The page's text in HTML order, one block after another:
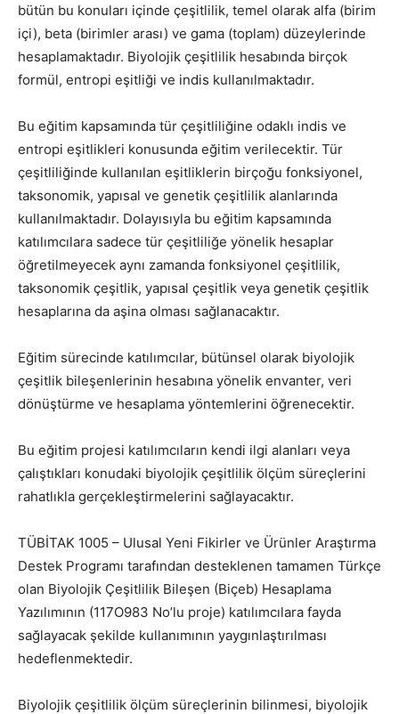
bütün bu konuları içinde çeşitlilik, temel olarak alfa (birim
içi), beta (birimler arası) ve gama (toplam) düzeylerinde
hesaplamaktadır. Biyolojik çeşitlilik hesabında birçok
formül, entropi eşitliği ve indis kullanılmaktadır.
Bu eğitim kapsamında tür çeşitliliğine odaklı indis ve
entropi eşitlikleri konusunda eğitim verilecektir. Tür
çeşitliliğinde kullanılan eşitliklerin birçoğu fonksiyonel,
taksonomik, yapısal ve genetik çeşitlilik alanlarında
kullanılmaktadır. Dolayısıyla bu eğitim kapsamında
katılımcılara sadece tür çeşitliliğe yönelik hesaplar
öğretilmeyecek aynı zamanda fonksiyonel çeşitlilik,
taksonomik çeşitlik, yapısal çeşitlik veya genetik çeşitlik
hesaplarına da aşina olması sağlanacaktır.
Eğitim sürecinde katılımcılar, bütünsel olarak biyolojik
çeşitlik bileşenlerinin hesabına yönelik envanter, veri
dönüştürme ve hesaplama yöntemlerini öğrenecektir.
Bu eğitim projesi katılımcıların kendi ilgi alanları veya
çalıştıkları konudaki biyolojik çeşitlilik ölçüm süreçlerini
rahatlıkla gerçekleştirmelerini sağlayacaktır.
TÜBİTAK 1005 – Ulusal Yeni Fikirler ve Ürünler Araştırma
Destek Programı tarafından desteklenen tamamen Türkçe
olan Biyolojik Çeşitlilik Bileşen (Biçeb) Hesaplama
Yazılımının (117O983 No’lu proje) katılımcılara fayda
sağlayacak şekilde kullanımının yaygınlaştırılması
hedeflenmektedir.
Biyolojik çeşitlilik ölçüm süreçlerinin bilinmesi, biyolojik